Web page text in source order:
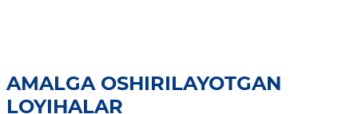
AMALGA OSHIRILAYOTGAN
LOYIHALAR